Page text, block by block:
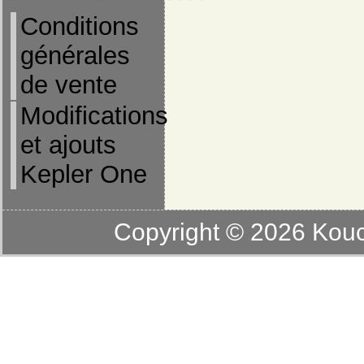
Conditions
générales
de vente
Modifications
et ajouts
Kepler One
Copyright © 2026